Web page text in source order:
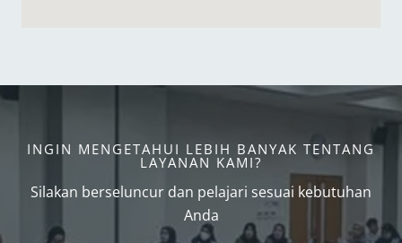
INGIN MENGETAHUI LEBIH BANYAK TENTANG
LAYANAN KAMI?
Silakan berseluncur dan pelajari sesuai kebutuhan
Anda